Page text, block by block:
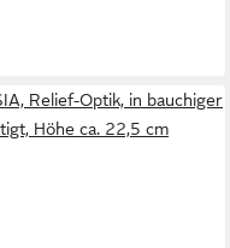
Relief-Optik, in bauchiger
Höhe ca. 22,5 cm